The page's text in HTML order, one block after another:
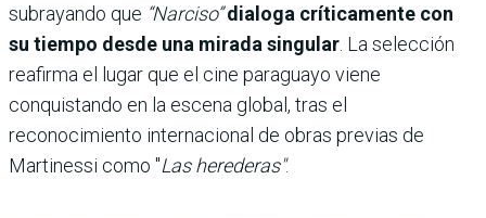
subrayando que “Narciso” dialoga críticamente con
su tiempo desde una mirada singular . La selección
reafirma el lugar que el cine paraguayo viene
conquistando en la escena global, tras el
reconocimiento internacional de obras previas de
Martinessi como "Las herederas".